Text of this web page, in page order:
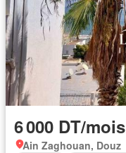
6 000 DT/mois
Ain Zaghouan, Douz